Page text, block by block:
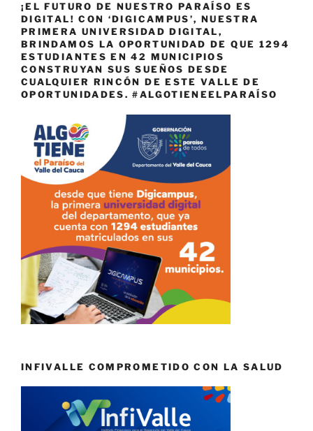
¡EL FUTURO DE NUESTRO PARAÍSO ES
DIGITAL! CON ‘DIGICAMPUS’, NUESTRA
PRIMERA UNIVERSIDAD DIGITAL,
BRINDAMOS LA OPORTUNIDAD DE QUE 1294
ESTUDIANTES EN 42 MUNICIPIOS
CONSTRUYAN SUS SUEÑOS DESDE
CUALQUIER RINCÓN DE ESTE VALLE DE
OPORTUNIDADES. #ALGOTIENEELPARAÍSO
INFIVALLE COMPROMETIDO CON LA SALUD